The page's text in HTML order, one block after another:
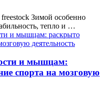
Зимой особенно
тепло и …
и мышцам:
спорта на мозговую